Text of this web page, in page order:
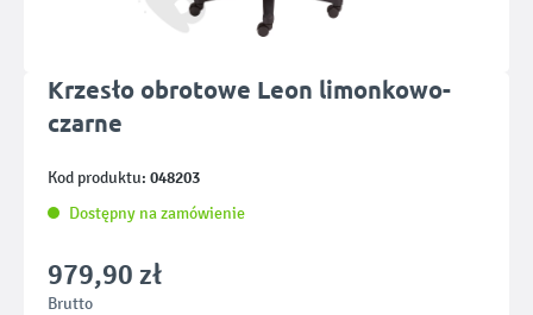
Krzesło obrotowe Leon limonkowo-
czarne
Kod produktu: 048203
Dostępny na zamówienie
979,90 zł
Brutto